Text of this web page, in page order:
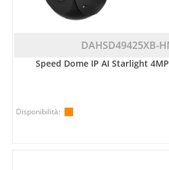
DAHSD49425XB-
Speed Dome IP AI Starlight
Disponibilità: